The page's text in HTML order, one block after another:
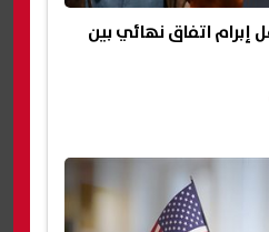
إبرام اتفاق نهائي بين